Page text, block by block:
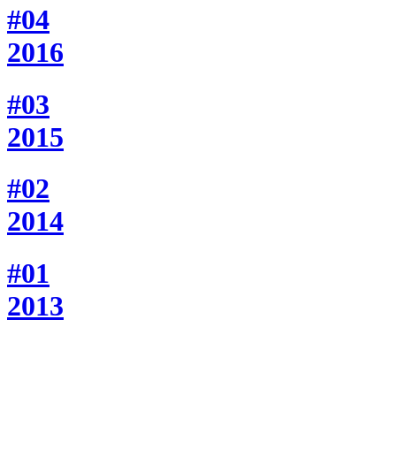
#04
2016
#03
2015
#02
2014
#01
2013